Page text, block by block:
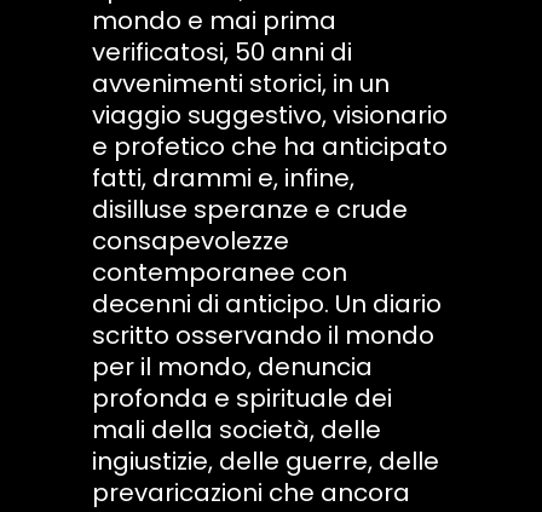
mondo e mai prima
verificatosi, 50 anni di
avvenimenti storici, in un
viaggio suggestivo, visionario
e profetico che ha anticipato
fatti, drammi e, infine,
disilluse speranze e crude
consapevolezze
contemporanee con
decenni di anticipo. Un diario
scritto osservando il mondo
per il mondo, denuncia
profonda e spirituale dei
mali della società, delle
ingiustizie, delle guerre, delle
prevaricazioni che ancora